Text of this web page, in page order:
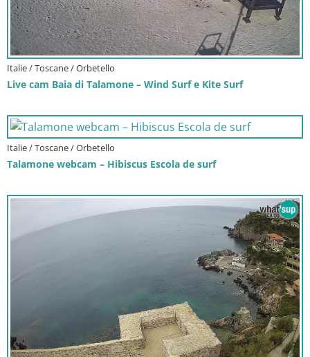
Italie / Toscane / Orbetello
Live cam Baia di Talamone – Wind Surf e Kite Surf
Italie / Toscane / Orbetello
Talamone webcam – Hibiscus Escola de surf